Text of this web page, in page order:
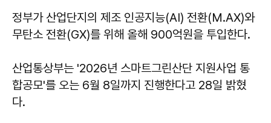
정부가 산업단지의 제조 인공지능(AI) 전환(M.AX)와
무탄소 전환(GX)를 위해 올해 900억원을 투입한다.
산업통상부는 '2026년 스마트그린산단 지원사업 통
합공모'를 오는 6월 8일까지 진행한다고 28일 밝혔
다.